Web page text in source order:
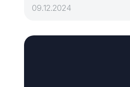
09.12.2024